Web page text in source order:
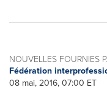
NOUVELLES FOURNIES
Fédération
08 mai, 2016, 07:00 ET